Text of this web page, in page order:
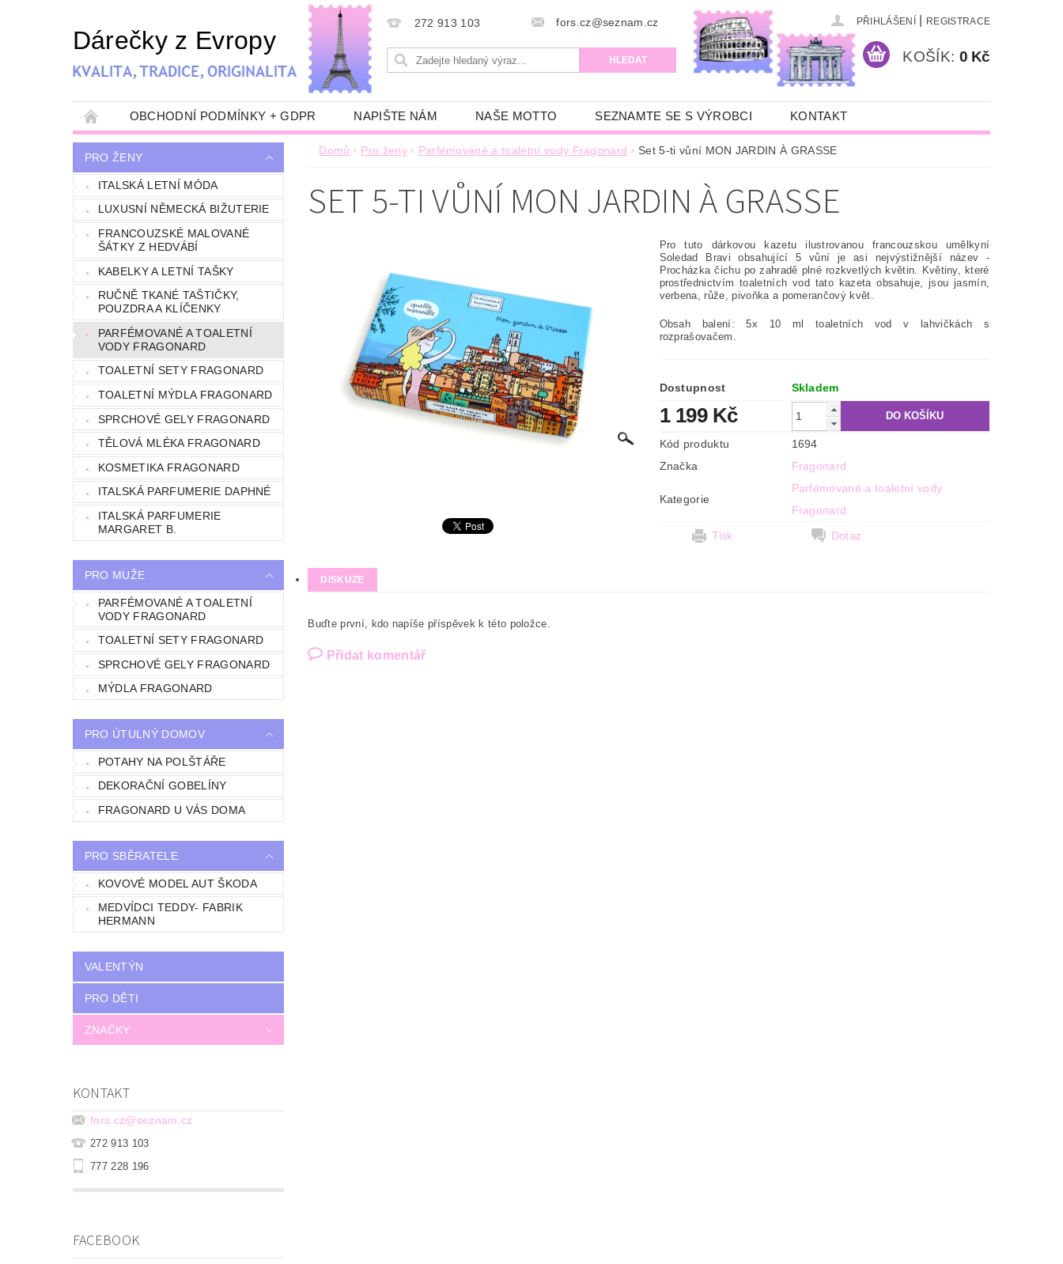
Dárečky z Evropy
272 913 103 fors.cz@seznam.cz PŘIHLÁŠENÍ REGISTRACE
KOŠÍK: 0 Kč
OBCHODNÍ PODMÍNKY + GDPR NAPIŠTE NÁM NAŠE MOTTO SEZNAMTE SE S VÝROBCI KONTAKT
PRO ŽENY
ITALSKÁ LETNÍ MÓDA
LUXUSNÍ NĚMECKÁ BIŽUTERIE
FRANCOUZSKÉ MALOVANÉ
ŠÁTKY Z HEDVÁBÍ
KABELKY A LETNÍ TAŠKY
RUČNĚ TKANÉ TAŠTIČKY,
POUZDRA A KLÍČENKY
PARFÉMOVANÉ A TOALETNÍ
VODY FRAGONARD
TOALETNÍ SETY FRAGONARD
TOALETNÍ MÝDLA FRAGONARD
SPRCHOVÉ GELY FRAGONARD
TĚLOVÁ MLÉKA FRAGONARD
KOSMETIKA FRAGONARD
ITALSKÁ PARFUMERIE DAPHNÉ
ITALSKÁ PARFUMERIE
MARGARET B.
PRO MUŽE
PARFÉMOVANÉ A TOALETNÍ
VODY FRAGONARD
TOALETNÍ SETY FRAGONARD
SPRCHOVÉ GELY FRAGONARD
MÝDLA FRAGONARD
PRO ÚTULNÝ DOMOV
POTAHY NA POLŠTÁŘE
DEKORAČNÍ GOBELÍNY
FRAGONARD U VÁS DOMA
PRO SBĚRATELE
KOVOVÉ MODEL AUT ŠKODA
MEDVÍDCI TEDDY- FABRIK
HERMANN
VALENTÝN
PRO DĚTI
ZNAČKY
KONTAKT
fors.cz@seznam.cz
272 913 103
777 228 196
FACEBOOK
Domů Pro ženy Parfémované a toaletní vody Fragonard Set 5-ti vůní MON JARDIN À GRASSE
SET 5-TI VŮNÍ MON JARDIN À GRASSE
Pro tuto dárkovou kazetu ilustrovanou francouzskou umělkyní
Soledad Bravi obsahující 5 vůní je asi nejvýstižnější název -
Procházka čichu po zahradě plné rozkvetlých květin. Květiny, které
prostřednictvím toaletních vod tato kazeta obsahuje, jsou jasmín,
verbena, růže, pivoňka a pomerančový květ.
Obsah balení: 5x 10 ml toaletních vod v lahvičkách s
rozprašovačem.
Dostupnost Skladem
1 199 Kč
Kód produktu
1694
Značka
Fragonard
Kategorie
Parfémované a toaletní vody
Fragonard
Tisk
Dotaz
DISKUZE
Buďte první, kdo napíše příspěvek k této položce.
Přidat komentář